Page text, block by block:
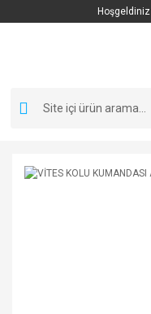
Hoşgeldiniz